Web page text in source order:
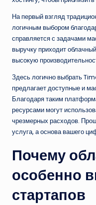
На первый взгляд
логичным выбором
справляется с задачами
выручку приходит
высокую
Здесь логично выбрать
предлагает доступные и
Благодаря таким
ресурсами могут
чрезмерных расходов.
услуга, а основа вашего
Почему
особенно
стартапов